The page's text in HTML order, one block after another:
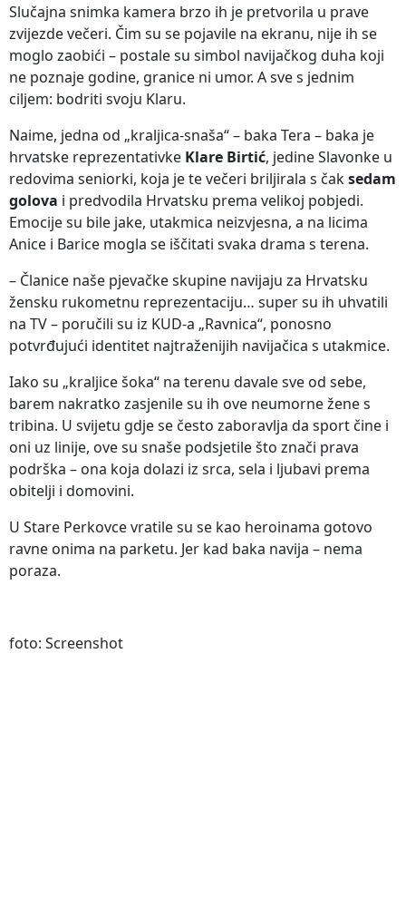
Slučajna snimka kamera brzo ih je pretvorila u prave
zvijezde večeri. Čim su se pojavile na ekranu, nije ih se
moglo zaobići – postale su simbol navijačkog duha koji
ne poznaje godine, granice ni umor. A sve s jednim
ciljem: bodriti svoju Klaru.
Naime, jedna od „kraljica-snaša“ – baka Tera – baka je
hrvatske reprezentativke Klare Birtić, jedine Slavonke u
redovima seniorki, koja je te večeri briljirala s čaksedam
golova i predvodila Hrvatsku prema velikoj pobjedi.
Emocije su bile jake, utakmica neizvjesna, a na licima
Anice i Barice mogla se iščitati svaka drama s terena.
– Članice naše pjevačke skupine navijaju za Hrvatsku
žensku rukometnu reprezentaciju… super su ih uhvatili
na TV – poručili su iz KUD-a „Ravnica“, ponosno
potvrđujući identitet najtraženijih navijačica s utakmice.
Iako su „kraljice šoka“ na terenu davale sve od sebe,
barem nakratko zasjenile su ih ove neumorne žene s
tribina. U svijetu gdje se često zaboravlja da sport čine i
oni uz linije, ove su snaše podsjetile što znači prava
podrška – ona koja dolazi iz srca, sela i ljubavi prema
obitelji i domovini.
U Stare Perkovce vratile su se kao heroinama gotovo
ravne onima na parketu. Jer kad baka navija – nema
poraza.
foto: Screenshot